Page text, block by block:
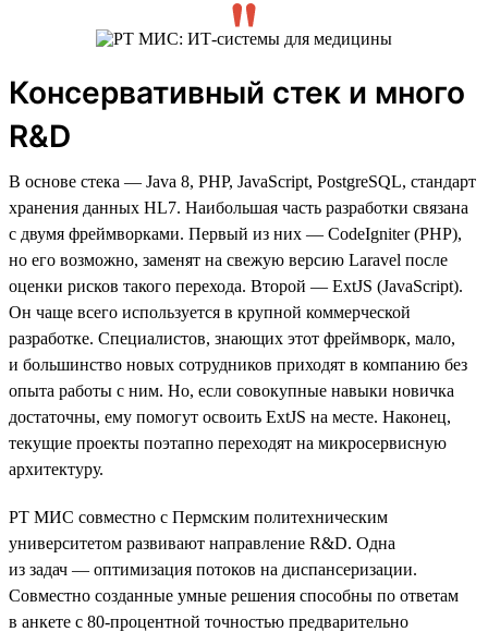
Консервативный стек и много
R&D
В основе стека — Java 8, PHP, JavaScript, PostgreSQL, стандарт
хранения данных HL7. Наибольшая часть разработки связана
с двумя фреймворками. Первый из них — CodeIgniter (PHP),
но его возможно, заменят на свежую версию Laravel после
оценки рисков такого перехода. Второй — ExtJS (JavaScript).
Он чаще всего используется в крупной коммерческой
разработке. Специалистов, знающих этот фреймворк, мало,
и большинство новых сотрудников приходят в компанию без
опыта работы с ним. Но, если совокупные навыки новичка
достаточны, ему помогут освоить ExtJS на месте. Наконец,
текущие проекты поэтапно переходят на микросервисную
архитектуру.
РТ МИС совместно с Пермским политехническим
университетом развивают направление R&D. Одна
из задач — оптимизация потоков на диспансеризации.
Совместно созданные умные решения способны по ответам
в анкете с 80-процентной точностью предварительно